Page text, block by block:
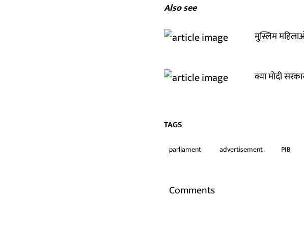
Also see
मुस्लिम
क्या मोदी
TAGS
parliament advertisement PIB
Comments